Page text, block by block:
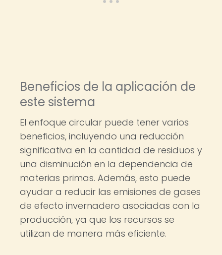
Beneficios de la aplicación de
este sistema
El enfoque circular puede tener varios
beneficios, incluyendo una reducción
significativa en la cantidad de residuos y
una disminución en la dependencia de
materias primas. Además, esto puede
ayudar a reducir las emisiones de gases
de efecto invernadero asociadas con la
producción, ya que los recursos se
utilizan de manera más eficiente.